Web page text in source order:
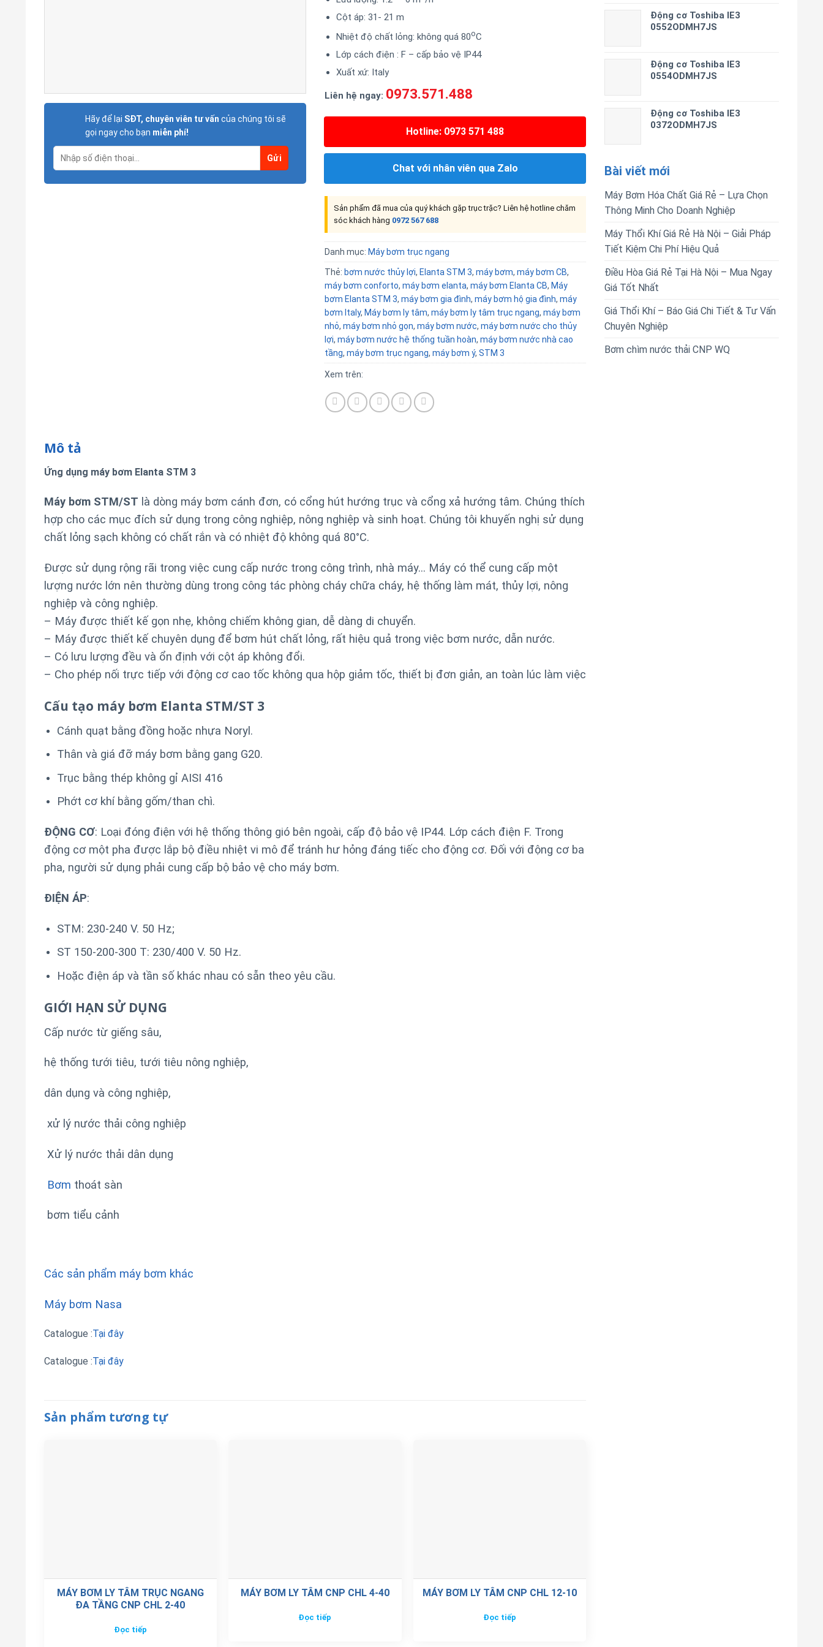
Động cơ Toshiba IE3
0552ODMH7JS
Động cơ Toshiba IE3
0554ODMH7JS
Động cơ Toshiba IE3
0372ODMH7JS
Bài viết mới
Máy Bơm Hóa Chất Giá Rẻ – Lựa Chọn
Thông Minh Cho Doanh Nghiệp
Máy Thổi Khí Giá Rẻ Hà Nội – Giải Pháp
Tiết Kiệm Chi Phí Hiệu Quả
Điều Hòa Giá Rẻ Tại Hà Nội – Mua Ngay
Giá Tốt Nhất
Giá Thổi Khí – Báo Giá Chi Tiết & Tư Vấn
Chuyên Nghiệp
Bơm chìm nước thải CNP WQ
Hãy để lại SĐT, chuyên viên tư vấn của chúng tôi sẽ
gọi ngay cho bạn miễn phí!
Cột áp: 31- 21 m
Nhiệt độ chất lỏng: không quá 80oC
Lớp cách điện : F – cấp bảo vệ IP44
Xuất xứ: Italy
Liên hệ ngay: 0973.571.488
Hotline: 0973 571 488
Chat với nhân viên qua Zalo
Sản phẩm đã mua của quý khách gặp trục trặc? Liên hệ hotline chăm
sóc khách hàng 0972 567 688
Danh mục: Máy bơm trục ngang
Thẻ: bơm nước thủy lợi, Elanta STM 3, máy bơm, máy bơm CB,
máy bơm conforto, máy bơm elanta, máy bơm Elanta CB, Máy
bơm Elanta STM 3, máy bơm gia đình, máy bơm hộ gia đình, máy
bơm Italy, Máy bơm ly tâm, máy bơm ly tâm trục ngang, máy bơm
nhỏ, máy bơm nhỏ gọn, máy bơm nước, máy bơm nước cho thủy
lợi, máy bơm nước hệ thống tuần hoàn, máy bơm nước nhà cao
tầng, máy bơm trục ngang, máy bơm ý, STM 3
Xem trên:
Mô tả
Ứng dụng máy bơm Elanta STM 3
Máy bơm STM/ST là dòng máy bơm cánh đơn, có cổng hút hướng trục và cổng xả hướng tâm. Chúng thích
hợp cho các mục đích sử dụng trong công nghiệp, nông nghiệp và sinh hoạt. Chúng tôi khuyến nghị sử dụng
chất lỏng sạch không có chất rắn và có nhiệt độ không quá 80°C.
Được sử dụng rộng rãi trong việc cung cấp nước trong công trình, nhà máy… Máy có thể cung cấp một
lượng nước lớn nên thường dùng trong công tác phòng cháy chữa cháy, hệ thống làm mát, thủy lợi, nông
nghiệp và công nghiệp.
– Máy được thiết kế gọn nhẹ, không chiếm không gian, dễ dàng di chuyển.
– Máy được thiết kế chuyên dụng để bơm hút chất lỏng, rất hiệu quả trong việc bơm nước, dẫn nước.
– Có lưu lượng đều và ổn định với cột áp không đổi.
– Cho phép nối trực tiếp với động cơ cao tốc không qua hộp giảm tốc, thiết bị đơn giản, an toàn lúc làm việc
Cấu tạo máy bơm Elanta STM/ST 3
Cánh quạt bằng đồng hoặc nhựa Noryl.
Thân và giá đỡ máy bơm bằng gang G20.
Trục bằng thép không gỉ AISI 416
Phớt cơ khí bằng gốm/than chì.
ĐỘNG CƠ: Loại đóng điện với hệ thống thông gió bên ngoài, cấp độ bảo vệ IP44. Lớp cách điện F. Trong
động cơ một pha được lắp bộ điều nhiệt vi mô để tránh hư hỏng đáng tiếc cho động cơ. Đối với động cơ ba
pha, người sử dụng phải cung cấp bộ bảo vệ cho máy bơm.
ĐIỆN ÁP:
STM: 230-240 V. 50 Hz;
ST 150-200-300 T: 230/400 V. 50 Hz.
Hoặc điện áp và tần số khác nhau có sẵn theo yêu cầu.
GIỚI HẠN SỬ DỤNG
Cấp nước từ giếng sâu,
hệ thống tưới tiêu, tưới tiêu nông nghiệp,
dân dụng và công nghiệp,
xử lý nước thải công nghiệp
Xử lý nước thải dân dụng
Bơm thoát sàn
bơm tiểu cảnh
Các sản phẩm máy bơm khác
Máy bơm Nasa
Catalogue :Tại đây
Catalogue :Tại đây
Sản phẩm tương tự
MÁY BƠM LY TÂM TRỤC NGANG
ĐA TẦNG CNP CHL 2-40
Đọc tiếp
MÁY BƠM LY TÂM CNP CHL 4-40
Đọc tiếp
MÁY BƠM LY TÂM CNP CHL 12-10
Đọc tiếp